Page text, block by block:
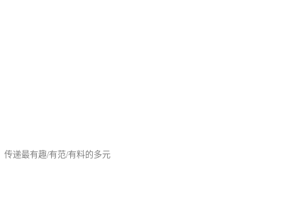
传递最有趣/有范/有料的多元